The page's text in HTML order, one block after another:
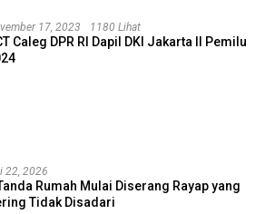
17, 2023 1180 Lihat
Caleg DPR RI Dapil DKI Jakarta II Pemilu
22, 2026
Rumah Mulai Diserang Rayap yang
Tidak Disadari